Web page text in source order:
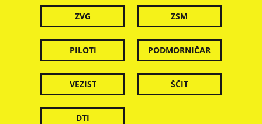
ZVG ZSM
PILOTI PODMORNIČAR
VEZIST ŠČIT
DTI